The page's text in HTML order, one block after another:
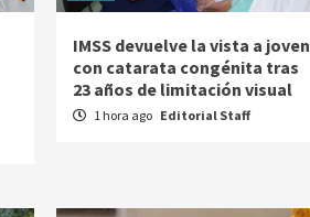
IMSS devuelve la vista a joven
con catarata congénita tras
23 años de limitación visual
1 hora ago Editorial Staff